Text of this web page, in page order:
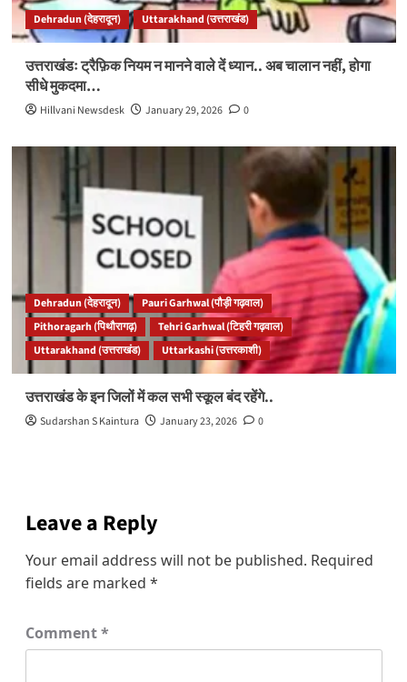
Dehradun (देहरादून) Uttarakhand (उत्तराखंड)
उत्तराखंडः ट्रैफ़िक नियम न मानने वाले दें ध्यान.. अब चालान नहीं, होगा
सीधे मुकदमा…
Hillvani Newsdesk January 29, 2026 0
Dehradun (देहरादून)
Pauri Garhwal (पौड़ी गढ़वाल)
Pithoragarh (पिथौरागढ़)
Tehri Garhwal (टिहरी गढ़वाल)
Uttarakhand (उत्तराखंड)
Uttarkashi (उत्तरकाशी)
उत्तराखंड के इन जिलों में कल सभी स्कूल बंद रहेंगे..
Sudarshan S Kaintura January 23, 2026 0
Leave a Reply
Your email address will not be published. Required
fields are marked *
Comment*